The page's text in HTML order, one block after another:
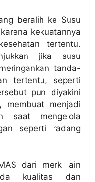
beralih ke Susu
kekuatannya
tertentu.
jika susu
tanda-
tertentu, seperti
pun diyakini
membuat menjadi
saat mengelola
seperti radang
dari merk lain
kualitas dan